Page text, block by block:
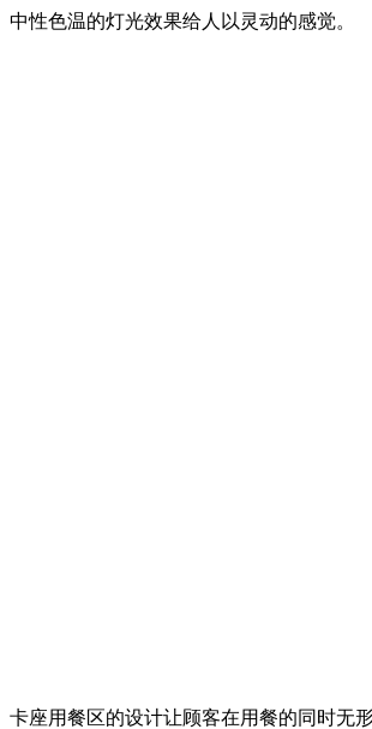
中性色温的灯光效果给人以灵动的感觉。
卡座用餐区的设计让顾客在用餐的同时无